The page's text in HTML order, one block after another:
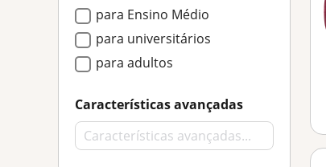
para Ensino Médio
para universitários
para adultos
Características avançadas